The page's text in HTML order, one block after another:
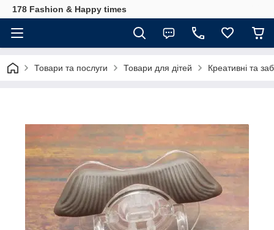
178 Fashion & Happy times
Товари та послуги Товари для дітей Креативні та